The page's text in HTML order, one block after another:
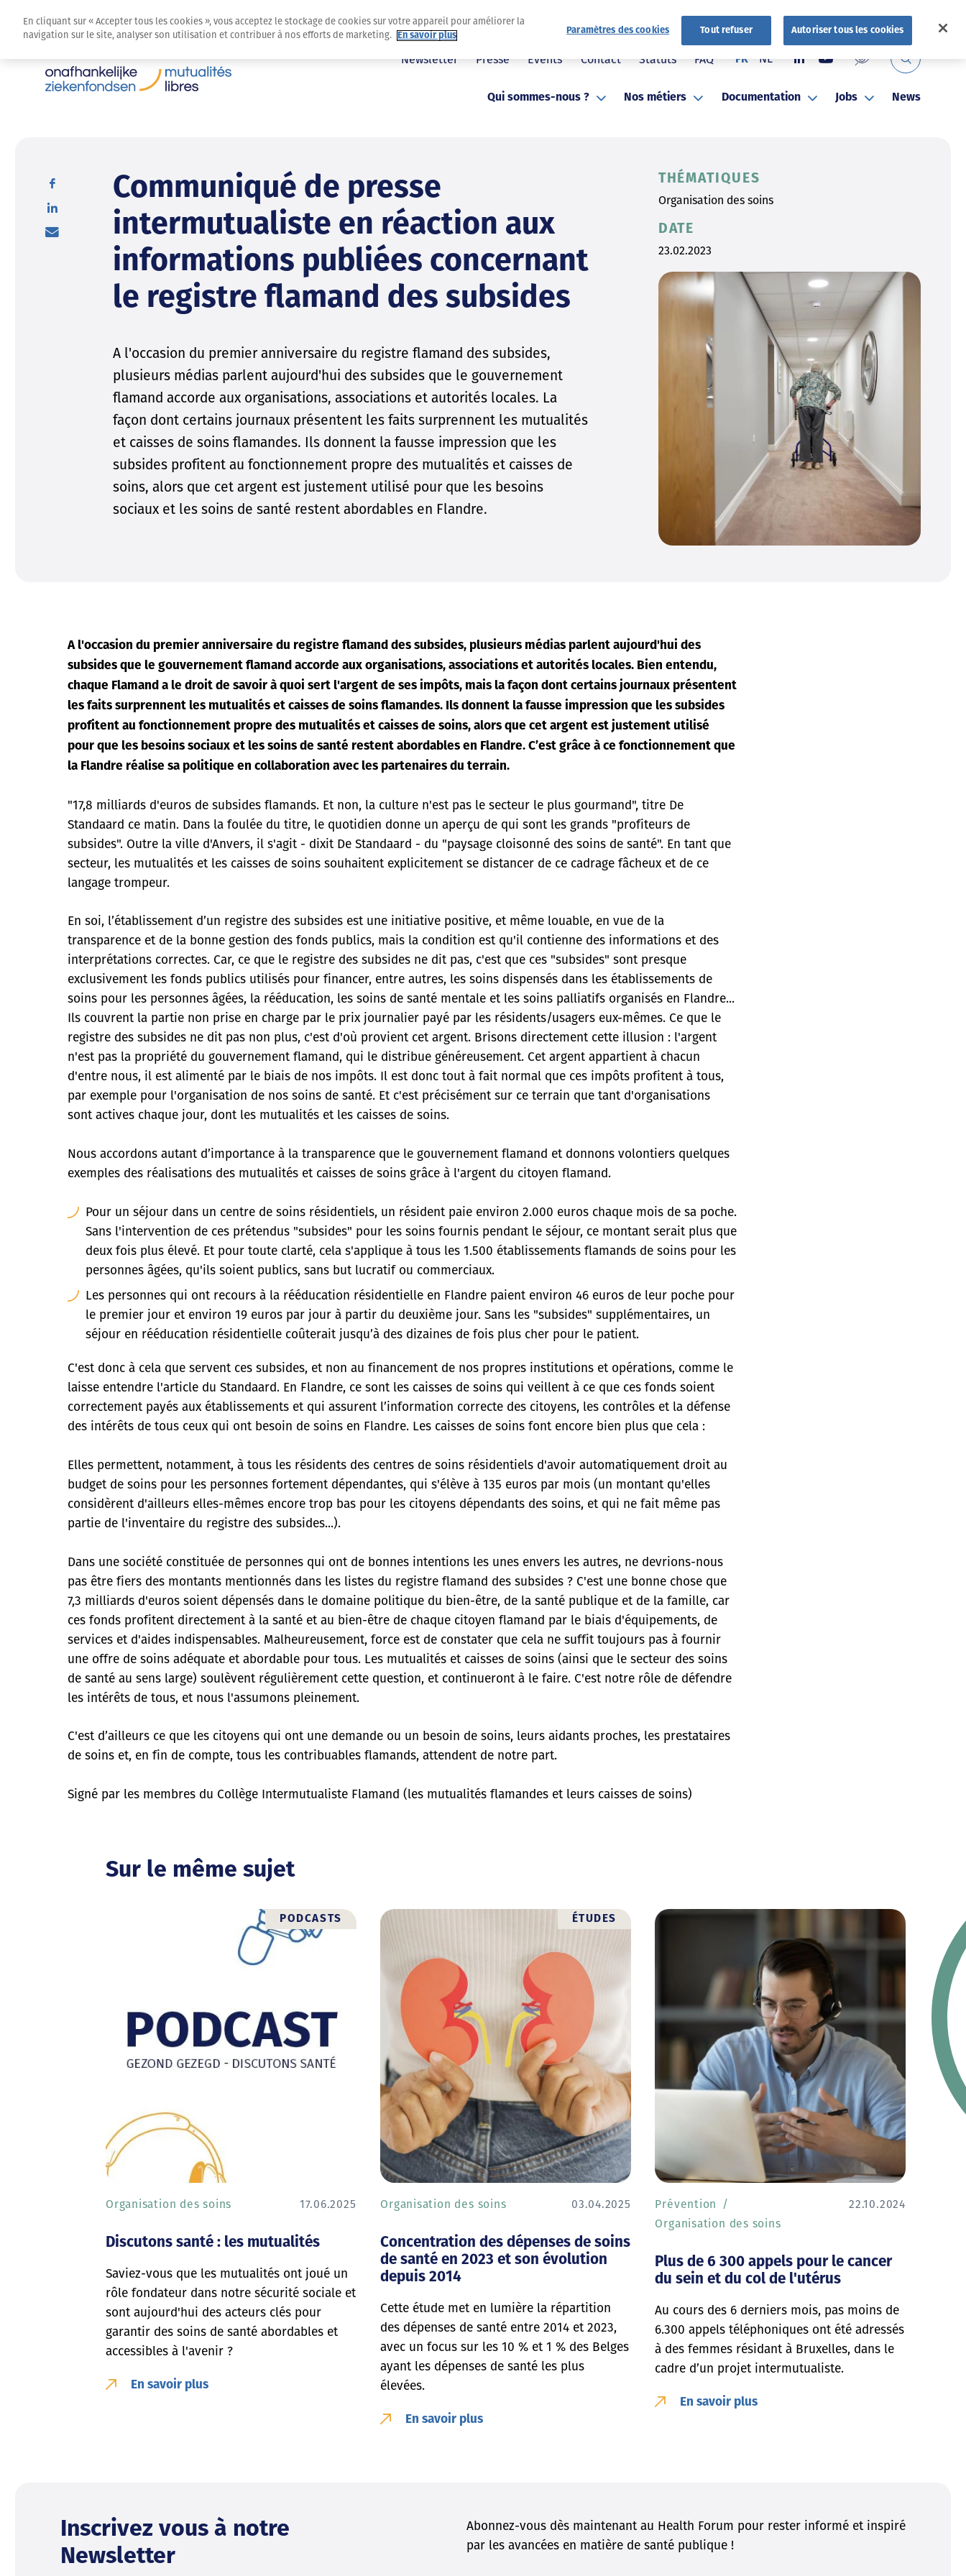
Qui sommes-nous ? Nos métiers Documentation Jobs News
Newsletter Presse Events Contact Statuts FAQ FR NL
Communiqué de presse
intermutualiste en réaction aux
informations publiées concernant
le registre flamand des subsides
A l'occasion du premier anniversaire du registre flamand des subsides,
plusieurs médias parlent aujourd'hui des subsides que le gouvernement
flamand accorde aux organisations, associations et autorités locales. La
façon dont certains journaux présentent les faits surprennent les mutualités
et caisses de soins flamandes. Ils donnent la fausse impression que les
subsides profitent au fonctionnement propre des mutualités et caisses de
soins, alors que cet argent est justement utilisé pour que les besoins
sociaux et les soins de santé restent abordables en Flandre.
THÉMATIQUES
Organisation des soins
DATE
23.02.2023
A l'occasion du premier anniversaire du registre flamand des subsides, plusieurs médias parlent aujourd'hui des
subsides que le gouvernement flamand accorde aux organisations, associations et autorités locales. Bien entendu,
chaque Flamand a le droit de savoir à quoi sert l'argent de ses impôts, mais la façon dont certains journaux présentent
les faits surprennent les mutualités et caisses de soins flamandes. Ils donnent la fausse impression que les subsides
profitent au fonctionnement propre des mutualités et caisses de soins, alors que cet argent est justement utilisé
pour que les besoins sociaux et les soins de santé restent abordables en Flandre. C’est grâce à ce fonctionnement que
la Flandre réalise sa politique en collaboration avec les partenaires du terrain.
"17,8 milliards d'euros de subsides flamands. Et non, la culture n'est pas le secteur le plus gourmand", titre De
Standaard ce matin. Dans la foulée du titre, le quotidien donne un aperçu de qui sont les grands "profiteurs de
subsides". Outre la ville d'Anvers, il s'agit - dixit De Standaard - du "paysage cloisonné des soins de santé". En tant que
secteur, les mutualités et les caisses de soins souhaitent explicitement se distancer de ce cadrage fâcheux et de ce
langage trompeur.
En soi, l’établissement d’un registre des subsides est une initiative positive, et même louable, en vue de la
transparence et de la bonne gestion des fonds publics, mais la condition est qu'il contienne des informations et des
interprétations correctes. Car, ce que le registre des subsides ne dit pas, c'est que ces "subsides" sont presque
exclusivement les fonds publics utilisés pour financer, entre autres, les soins dispensés dans les établissements de
soins pour les personnes âgées, la rééducation, les soins de santé mentale et les soins palliatifs organisés en Flandre...
Ils couvrent la partie non prise en charge par le prix journalier payé par les résidents/usagers eux-mêmes. Ce que le
registre des subsides ne dit pas non plus, c'est d'où provient cet argent. Brisons directement cette illusion : l'argent
n'est pas la propriété du gouvernement flamand, qui le distribue généreusement. Cet argent appartient à chacun
d'entre nous, il est alimenté par le biais de nos impôts. Il est donc tout à fait normal que ces impôts profitent à tous,
par exemple pour l'organisation de nos soins de santé. Et c'est précisément sur ce terrain que tant d'organisations
sont actives chaque jour, dont les mutualités et les caisses de soins.
Nous accordons autant d’importance à la transparence que le gouvernement flamand et donnons volontiers quelques
exemples des réalisations des mutualités et caisses de soins grâce à l'argent du citoyen flamand.
Pour un séjour dans un centre de soins résidentiels, un résident paie environ 2.000 euros chaque mois de sa poche.
Sans l'intervention de ces prétendus "subsides" pour les soins fournis pendant le séjour, ce montant serait plus que
deux fois plus élevé. Et pour toute clarté, cela s'applique à tous les 1.500 établissements flamands de soins pour les
personnes âgées, qu'ils soient publics, sans but lucratif ou commerciaux.
Les personnes qui ont recours à la rééducation résidentielle en Flandre paient environ 46 euros de leur poche pour
le premier jour et environ 19 euros par jour à partir du deuxième jour. Sans les "subsides" supplémentaires, un
séjour en rééducation résidentielle coûterait jusqu’à des dizaines de fois plus cher pour le patient.
C'est donc à cela que servent ces subsides, et non au financement de nos propres institutions et opérations, comme le
laisse entendre l'article du Standaard. En Flandre, ce sont les caisses de soins qui veillent à ce que ces fonds soient
correctement payés aux établissements et qui assurent l’information correcte des citoyens, les contrôles et la défense
des intérêts de tous ceux qui ont besoin de soins en Flandre. Les caisses de soins font encore bien plus que cela :
Elles permettent, notamment, à tous les résidents des centres de soins résidentiels d'avoir automatiquement droit au
budget de soins pour les personnes fortement dépendantes, qui s'élève à 135 euros par mois (un montant qu'elles
considèrent d'ailleurs elles-mêmes encore trop bas pour les citoyens dépendants des soins, et qui ne fait même pas
partie de l'inventaire du registre des subsides...).
Dans une société constituée de personnes qui ont de bonnes intentions les unes envers les autres, ne devrions-nous
pas être fiers des montants mentionnés dans les listes du registre flamand des subsides ? C'est une bonne chose que
7,3 milliards d'euros soient dépensés dans le domaine politique du bien-être, de la santé publique et de la famille, car
ces fonds profitent directement à la santé et au bien-être de chaque citoyen flamand par le biais d'équipements, de
services et d'aides indispensables. Malheureusement, force est de constater que cela ne suffit toujours pas à fournir
une offre de soins adéquate et abordable pour tous. Les mutualités et caisses de soins (ainsi que le secteur des soins
de santé au sens large) soulèvent régulièrement cette question, et continueront à le faire. C'est notre rôle de défendre
les intérêts de tous, et nous l'assumons pleinement.
C'est d’ailleurs ce que les citoyens qui ont une demande ou un besoin de soins, leurs aidants proches, les prestataires
de soins et, en fin de compte, tous les contribuables flamands, attendent de notre part.
Signé par les membres du Collège Intermutualiste Flamand (les mutualités flamandes et leurs caisses de soins)
Sur le même sujet
Discutons santé : les mutualités
PODCASTS
Organisation des soins 17.06.2025
Saviez-vous que les mutualités ont joué un
rôle fondateur dans notre sécurité sociale et
sont aujourd'hui des acteurs clés pour
garantir des soins de santé abordables et
accessibles à l'avenir ?
En savoir plus
Concentration des dépenses de soins
de santé en 2023 et son évolution
depuis 2014
ÉTUDES
Organisation des soins 03.04.2025
Cette étude met en lumière la répartition
des dépenses de santé entre 2014 et 2023,
avec un focus sur les 10 % et 1 % des Belges
ayant les dépenses de santé les plus
élevées.
En savoir plus
Plus de 6 300 appels pour le cancer
du sein et du col de l'utérus
Prévention
Organisation des soins
22.10.2024
Au cours des 6 derniers mois, pas moins de
6.300 appels téléphoniques ont été adressés
à des femmes résidant à Bruxelles, dans le
cadre d’un projet intermutualiste.
En savoir plus
Inscrivez vous à notre
Newsletter
Abonnez-vous dès maintenant au Health Forum pour rester informé et inspiré
par les avancées en matière de santé publique !
En cliquant sur « Accepter tous les cookies », vous acceptez le stockage de cookies sur votre appareil pour améliorer la
navigation sur le site, analyser son utilisation et contribuer à nos efforts de marketing.
En savoir plus
Paramètres des cookies Tout refuser Autoriser tous les cookies